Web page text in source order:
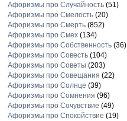
Афоризмы про Случайность(51)
Афоризмы про Смелость(20)
Афоризмы про Смерть(852)
Афоризмы про Смех(134)
Афоризмы про Собственность(36)
Афоризмы про Совесть(104)
Афоризмы про Советы (203)
Афоризмы про Совещания (22)
Афоризмы про Солнце (39)
Афоризмы про Сомнения (96)
Афоризмы про Сочувствие (49)
Афоризмы про Спокойствие (19)